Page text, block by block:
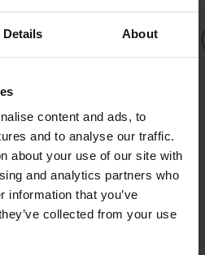
Details About
content and ads, to
and to analyse our traffic.
about your use of our site with
and analytics partners who
information that you’ve
collected from your use
€
URSUIT
MANTA
PINTAPELASTAJAN